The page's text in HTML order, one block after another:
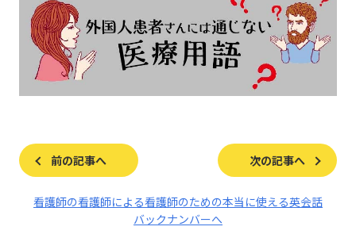
前の記事へ 次の記事へ
看護師の看護師による看護師のための本当に使える英会話
バックナンバーへ